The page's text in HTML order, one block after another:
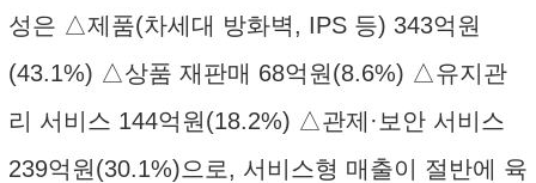
성은 △제품(차세대 방화벽, IPS 등) 343억원
(43.1%) △상품 재판매 68억원(8.6%) △유지관
리 서비스 144억원(18.2%) △관제·보안 서비스
239억원(30.1%)으로, 서비스형 매출이 절반에 육